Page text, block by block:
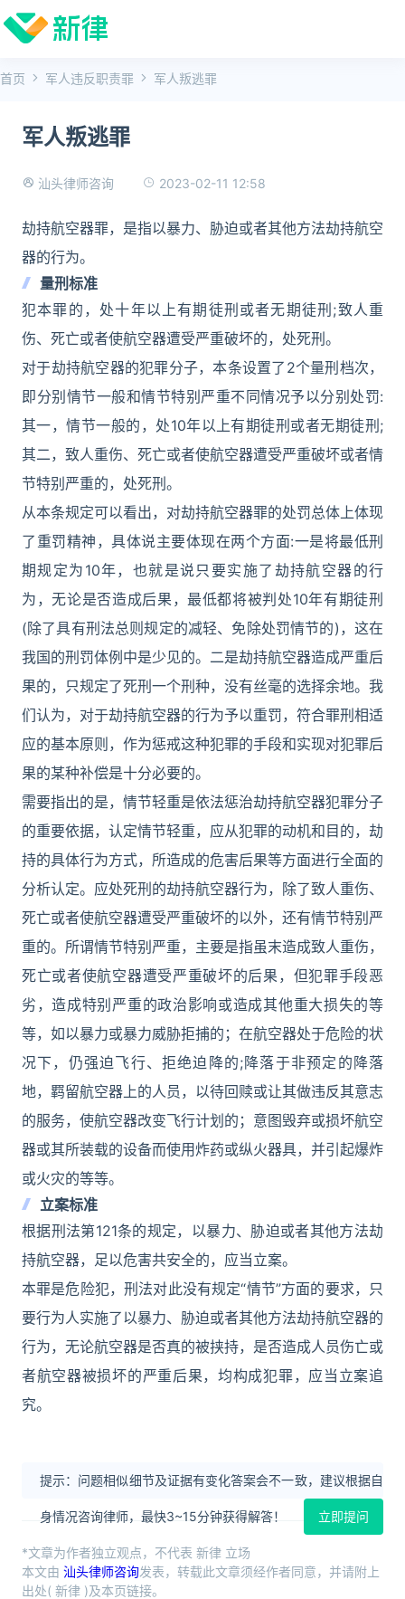
首页 军人违反职责罪 军人叛逃罪
军人叛逃罪
汕头律师咨询 2023-02-11 12:58
劫持航空器罪，是指以暴力、胁迫或者其他方法劫持航空
器的行为。
量刑标准
犯本罪的，处十年以上有期徒刑或者无期徒刑;致人重
伤、死亡或者使航空器遭受严重破坏的，处死刑。
对于劫持航空器的犯罪分子，本条设置了2个量刑档次，
即分别情节一般和情节特别严重不同情况予以分别处罚:
其一，情节一般的，处10年以上有期徒刑或者无期徒刑;
其二，致人重伤、死亡或者使航空器遭受严重破坏或者情
节特别严重的，处死刑。
从本条规定可以看出，对劫持航空器罪的处罚总体上体现
了重罚精神，具体说主要体现在两个方面:一是将最低刑
期规定为10年，也就是说只要实施了劫持航空器的行
为，无论是否造成后果，最低都将被判处10年有期徒刑
(除了具有刑法总则规定的减轻、免除处罚情节的)，这在
我国的刑罚体例中是少见的。二是劫持航空器造成严重后
果的，只规定了死刑一个刑种，没有丝毫的选择余地。我
们认为，对于劫持航空器的行为予以重罚，符合罪刑相适
应的基本原则，作为惩戒这种犯罪的手段和实现对犯罪后
果的某种补偿是十分必要的。
需要指出的是，情节轻重是依法惩治劫持航空器犯罪分子
的重要依据，认定情节轻重，应从犯罪的动机和目的，劫
持的具体行为方式，所造成的危害后果等方面进行全面的
分析认定。应处死刑的劫持航空器行为，除了致人重伤、
死亡或者使航空器遭受严重破坏的以外，还有情节特别严
重的。所谓情节特别严重，主要是指虽末造成致人重伤，
死亡或者使航空器遭受严重破坏的后果，但犯罪手段恶
劣，造成特别严重的政治影响或造成其他重大损失的等
等，如以暴力或暴力威胁拒捕的；在航空器处于危险的状
况下，仍强迫飞行、拒绝迫降的;降落于非预定的降落
地，羁留航空器上的人员，以待回赎或让其做违反其意志
的服务，使航空器改变飞行计划的；意图毁弃或损坏航空
器或其所装载的设备而使用炸药或纵火器具，并引起爆炸
或火灾的等等。
立案标准
根据刑法第121条的规定，以暴力、胁迫或者其他方法劫
持航空器，足以危害共安全的，应当立案。
本罪是危险犯，刑法对此没有规定“情节”方面的要求，只
要行为人实施了以暴力、胁迫或者其他方法劫持航空器的
行为，无论航空器是否真的被挟持，是否造成人员伤亡或
者航空器被损坏的严重后果，均构成犯罪，应当立案追
究。
提示：问题相似细节及证据有变化答案会不一致，建议根据自
身情况咨询律师，最快3~15分钟获得解答！ 立即提问
*文章为作者独立观点，不代表 新律 立场
本文由 汕头律师咨询发表，转载此文章须经作者同意，并请附上
出处( 新律 )及本页链接。